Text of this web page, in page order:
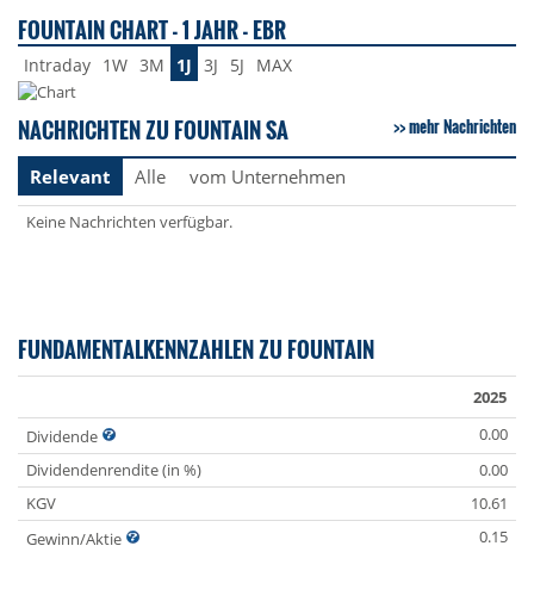
FOUNTAIN CHART - 1 JAHR - EBR
Intraday 1W 3M 1J 3J 5J MAX
NACHRICHTEN ZU FOUNTAIN SA mehr Nachrichten
Relevant Alle vom Unternehmen
Keine Nachrichten verfügbar.
FUNDAMENTALKENNZAHLEN ZU FOUNTAIN
2025
Dividende
0.00
Dividendenrendite (in %)
0.00
KGV
10.61
Gewinn/Aktie
0.15